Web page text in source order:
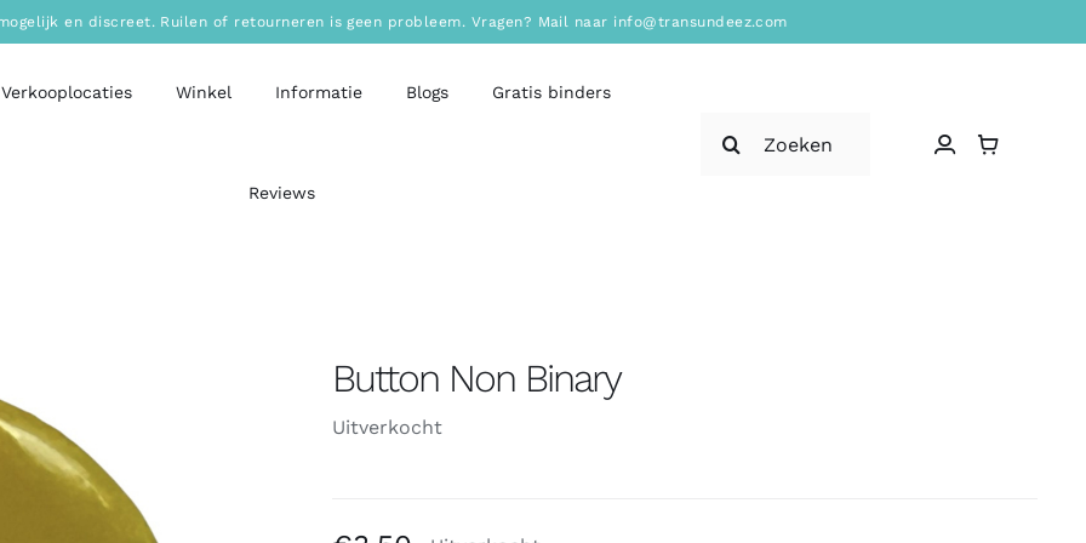
en discreet. Ruilen of retourneren is geen probleem. Vragen? Mail naar info@transundeez.com
Verkooplocaties Winkel Informatie Blogs Gratis binders
Reviews
naar:
Button Non Binary
Uitverkocht